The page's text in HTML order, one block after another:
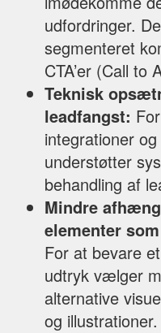
udfordringer.
segmenteret
CTA’er (Call to
Teknisk
leadfangst:
integrationer
understøtter
behandling af
Mindre
elementer
For at bevare
udtryk vælger
alternative
og illustrationer.